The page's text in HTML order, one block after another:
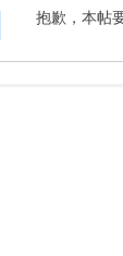
抱歉，本帖